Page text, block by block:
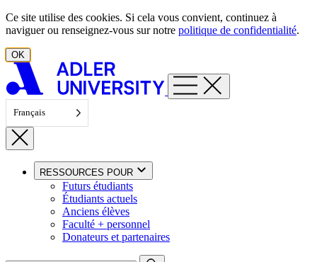
Aller au contenu
Ce site utilise des cookies. Si cela vous convient, continuez à
naviguer ou renseignez-vous sur notre politique de confidentialité.
OK
Français
RESSOURCES POUR
Futurs étudiants
Étudiants actuels
Anciens élèves
Faculté + personnel
Donateurs et partenaires